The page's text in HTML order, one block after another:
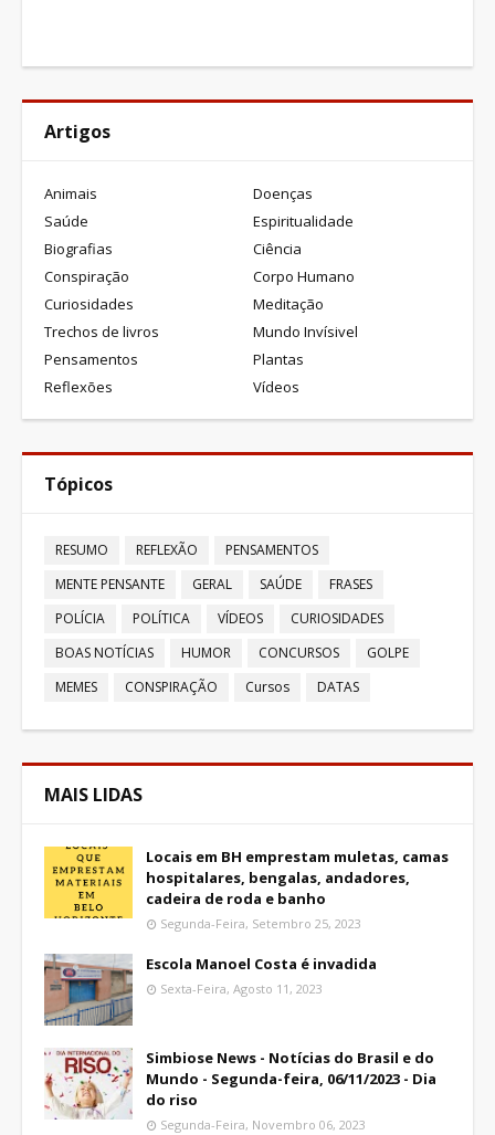
Artigos
Animais
Doenças
Saúde
Espiritualidade
Biografias
Ciência
Conspiração
Corpo Humano
Curiosidades
Meditação
Trechos de livros
Mundo Invísivel
Pensamentos
Plantas
Reflexões
Vídeos
Tópicos
RESUMO REFLEXÃO
PENSAMENTOS
MENTE PENSANTE
GERAL SAÚDE
FRASES
POLÍCIA
POLÍTICA VÍDEOS
CURIOSIDADES
BOAS NOTÍCIAS
HUMOR CONCURSOS
GOLPE
MEMES
CONSPIRAÇÃO Cursos DATAS
MAIS LIDAS
Locais em BH emprestam muletas, camas
hospitalares, bengalas, andadores,
cadeira de roda e banho
Segunda-Feira, Setembro 25, 2023
Escola Manoel Costa é invadida
Sexta-Feira, Agosto 11, 2023
Simbiose News - Notícias do Brasil e do
Mundo - Segunda-feira, 06/11/2023 - Dia
do riso
Segunda-Feira, Novembro 06, 2023